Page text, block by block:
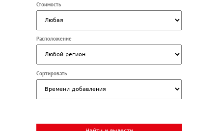
Стоимость
Расположение
Сортировать